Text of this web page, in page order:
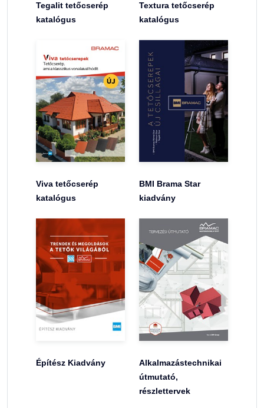
Tegalit tetőcserép
katalógus
Textura tetőcserép
katalógus
Viva tetőcserép
katalógus
BMI Brama Star
kiadvány
Építész Kiadvány
Alkalmazástechnikai
útmutató,
részlettervek